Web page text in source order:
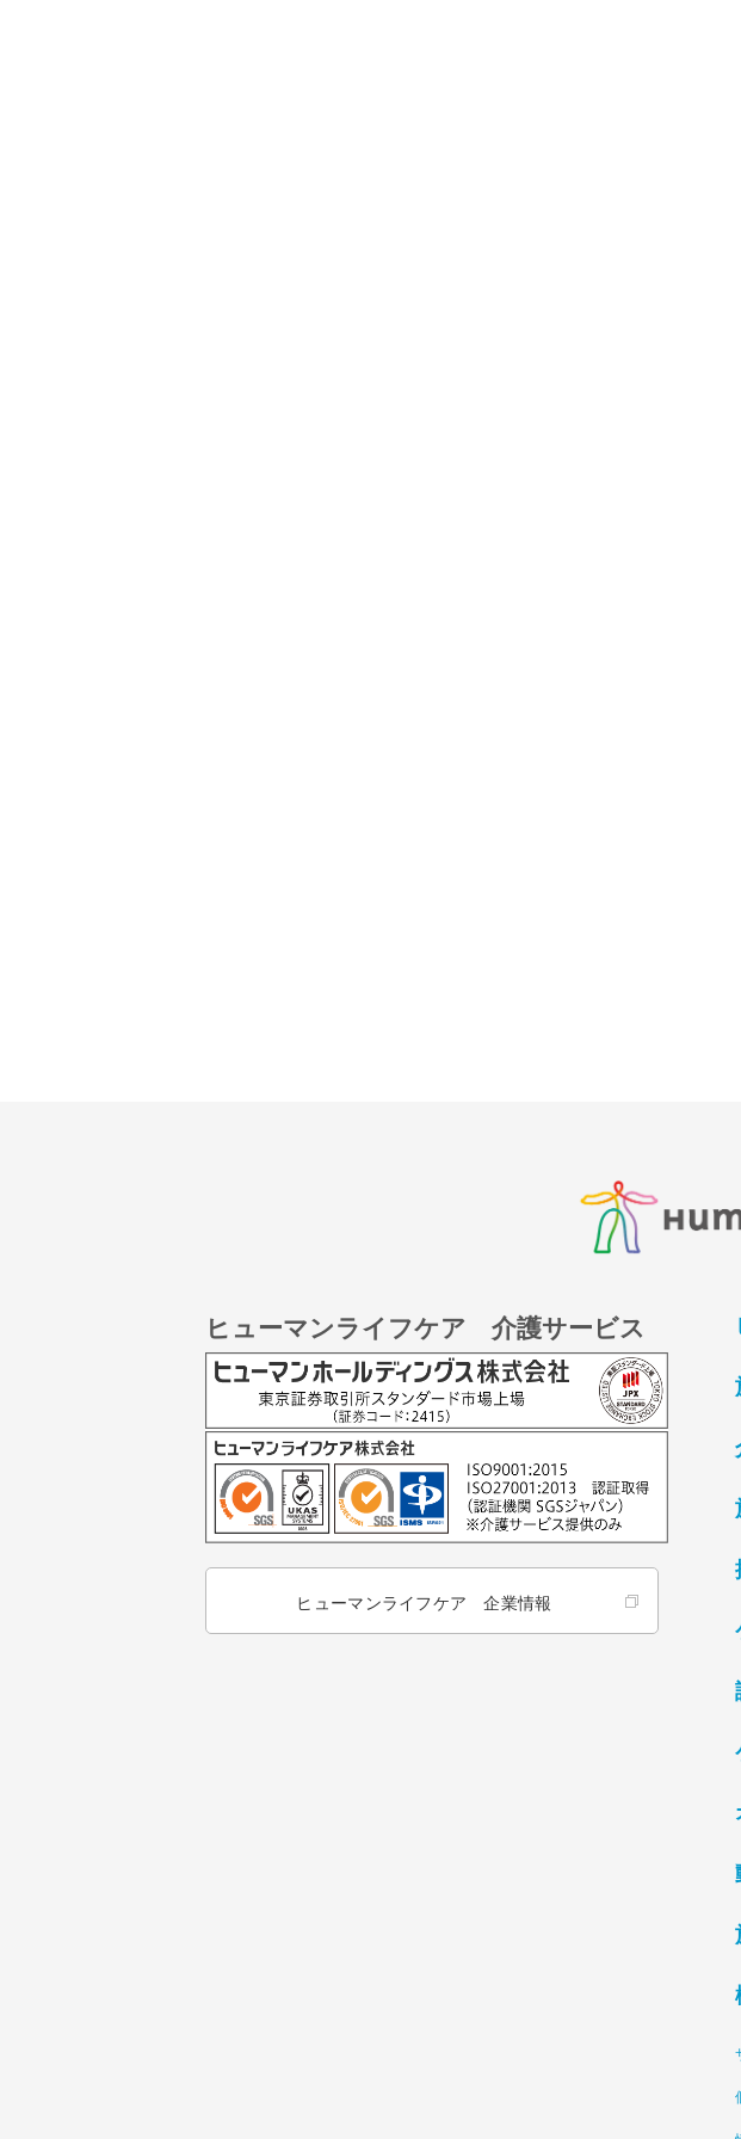
ヒューマンライフケア 介護サービス
ヒューマンライフケア 企業情報